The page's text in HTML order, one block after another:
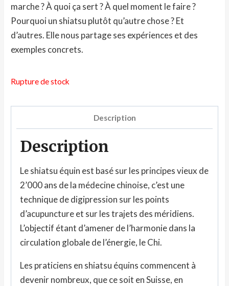
marche ? À quoi ça sert ? À quel moment le faire ?
Pourquoi un shiatsu plutôt qu’autre chose ? Et
d’autres. Elle nous partage ses expériences et des
exemples concrets.
Rupture de stock
Description
Description
Le shiatsu équin est basé sur les principes vieux de
2’000 ans de la médecine chinoise, c’est une
technique de digipression sur les points
d’acupuncture et sur les trajets des méridiens.
L’objectif étant d’amener de l’harmonie dans la
circulation globale de l’énergie, le Chi.
Les praticiens en shiatsu équins commencent à
devenir nombreux, que ce soit en Suisse, en